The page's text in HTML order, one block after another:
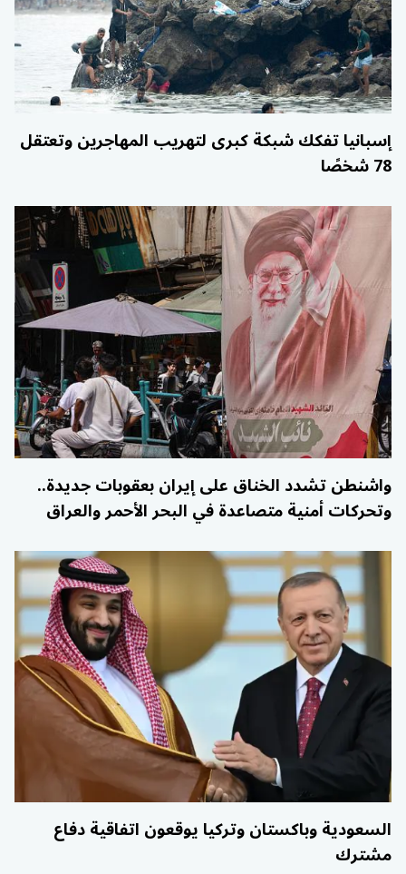
إسبانيا تفكك شبكة كبرى لتهريب المهاجرين وتعتقل
78 شخصًا
واشنطن تشدد الخناق على إيران بعقوبات جديدة..
وتحركات أمنية متصاعدة في البحر الأحمر والعراق
السعودية وباكستان وتركيا يوقعون اتفاقية دفاع
مشترك